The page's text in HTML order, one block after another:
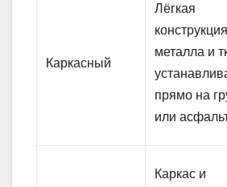
Каркасный
Лёгкая
металла и
прямо на
или
Каркас и